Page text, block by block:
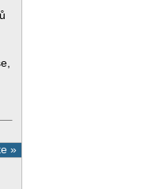
»